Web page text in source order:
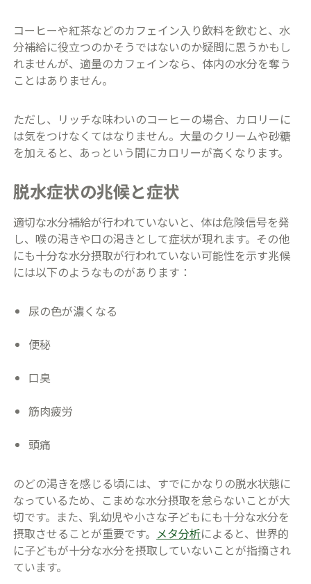
コーヒーや紅茶などのカフェイン入り飲料を飲むと、水
分補給に役立つのかそうではないのか疑問に思うかもし
れませんが、適量のカフェインなら、体内の水分を奪う
ことはありません。
ただし、リッチな味わいのコーヒーの場合、カロリーに
は気をつけなくてはなりません。大量のクリームや砂糖
を加えると、あっという間にカロリーが高くなります。
脱水症状の兆候と症状
適切な水分補給が行われていないと、体は危険信号を発
し、喉の渇きや口の渇きとして症状が現れます。その他
にも十分な水分摂取が行われていない可能性を示す兆候
には以下のようなものがあります：
尿の色が濃くなる
便秘
口臭
筋肉疲労
頭痛
のどの渇きを感じる頃には、すでにかなりの脱水状態に
なっているため、こまめな水分摂取を怠らないことが大
切です。また、乳幼児や小さな子どもにも十分な水分を
摂取させることが重要です。 メタ分析によると、世界的
に子どもが十分な水分を摂取していないことが指摘され
ています。